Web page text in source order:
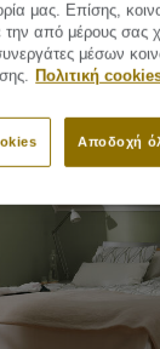
μας. Επίσης,
την από μέρους σας
μέσων
Πολιτική
Αποδοχή